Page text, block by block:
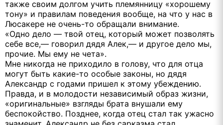
также своим долгом учить племянницу «хорошему
тону» и правилам поведения вообще, на что у нас в
Люсакере не очень-то обращали внимание.
«Одно дело — твой отец, который может позволять
себе все,— говорил дядя Алек,— и другое дело мы,
прочие. Мы ему не чета».
Мне никогда не приходило в голову, что для отца
могут быть какие-то особые законы, но дядя
Александр с годами пришел к этому убеждению.
Правда, и в молодости независимый образ жизни,
«оригинальные» взгляды брата внушали ему
беспокойство. Позднее, когда отец стал так ужасно